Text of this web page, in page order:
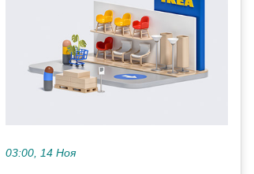
03:00, 14 Ноя